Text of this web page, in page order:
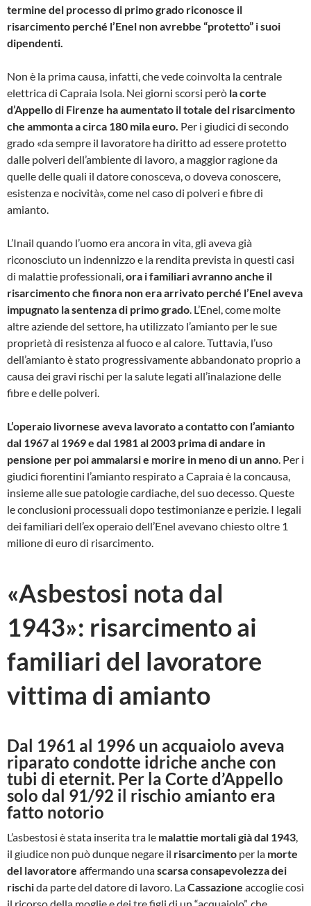
termine del processo di primo grado riconosce il
risarcimento perché l’Enel non avrebbe “protetto” i suoi
dipendenti.
Non è la prima causa, infatti, che vede coinvolta la centrale
elettrica di Capraia Isola. Nei giorni scorsi però la corte
d’Appello di Firenze ha aumentato il totale del risarcimento
che ammonta a circa 180 mila euro. Per i giudici di secondo
grado «da sempre il lavoratore ha diritto ad essere protetto
dalle polveri dell’ambiente di lavoro, a maggior ragione da
quelle delle quali il datore conosceva, o doveva conoscere,
esistenza e nocività», come nel caso di polveri e fibre di
amianto.
L’Inail quando l’uomo era ancora in vita, gli aveva già
riconosciuto un indennizzo e la rendita prevista in questi casi
di malattie professionali,ora i familiari avranno anche il
risarcimento che finora non era arrivato perché l’Enel aveva
impugnato la sentenza di primo grado. L’Enel, come molte
altre aziende del settore, ha utilizzato l’amianto per le sue
proprietà di resistenza al fuoco e al calore. Tuttavia, l’uso
dell’amianto è stato progressivamente abbandonato proprio a
causa dei gravi rischi per la salute legati all’inalazione delle
fibre e delle polveri.
L’operaio livornese aveva lavorato a contatto con l’amianto
dal 1967 al 1969 e dal 1981 al 2003 prima di andare in
pensione per poi ammalarsi e morire in meno di un anno. Per i
giudici fiorentini l’amianto respirato a Capraia è la concausa,
insieme alle sue patologie cardiache, del suo decesso. Queste
le conclusioni processuali dopo testimonianze e perizie. I legali
dei familiari dell’ex operaio dell’Enel avevano chiesto oltre 1
milione di euro di risarcimento.
«Asbestosi nota dal
1943»: risarcimento ai
familiari del lavoratore
vittima di amianto
Dal 1961 al 1996 un acquaiolo aveva
riparato condotte idriche anche con
tubi di eternit. Per la Corte d’Appello
solo dal 91/92 il rischio amianto era
fatto notorio
L’asbestosi è stata inserita tra le malattie mortali già dal 1943,
il giudice non può dunque negare il risarcimento per la morte
del lavoratore affermando unascarsa consapevolezza dei
rischida parte del datore di lavoro. LaCassazione accoglie così